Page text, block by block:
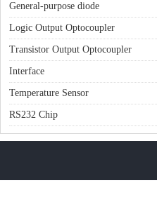
General-purpose diode
Logic Output Optocoupler
Transistor Output Optocoupler
Interface
Temperature Sensor
RS232 Chip